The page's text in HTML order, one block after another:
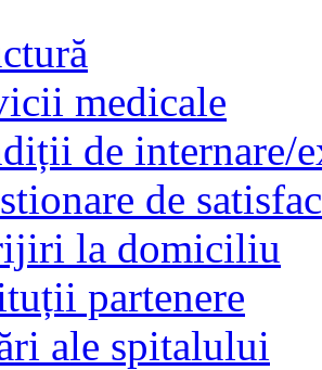
medicale
de internare/
de
la domiciliu
partenere
ale spitalului